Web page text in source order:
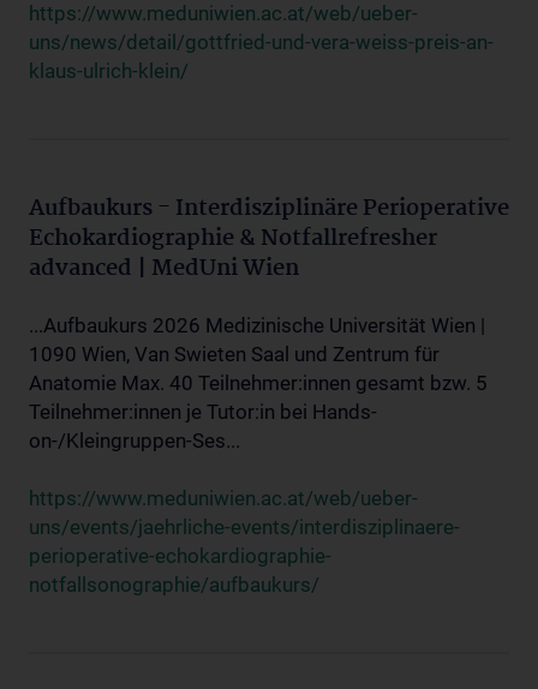
https://www.meduniwien.ac.at/web/ueber-
uns/news/detail/gottfried-und-vera-weiss-preis-an-
klaus-ulrich-klein/
Aufbaukurs - Interdisziplinäre Perioperative
Echokardiographie & Notfallrefresher
advanced | MedUni Wien
...Aufbaukurs 2026 Medizinische Universität Wien |
1090 Wien, Van Swieten Saal und Zentrum für
Anatomie Max. 40 Teilnehmer:innen gesamt bzw. 5
Teilnehmer:innen je Tutor:in bei Hands-
on-/Kleingruppen-Ses...
https://www.meduniwien.ac.at/web/ueber-
uns/events/jaehrliche-events/interdisziplinaere-
perioperative-echokardiographie-
notfallsonographie/aufbaukurs/